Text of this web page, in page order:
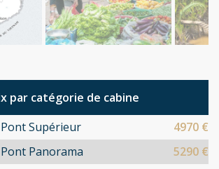
par catégorie de cabine
Supérieur
4970 €
Panorama
5290 €